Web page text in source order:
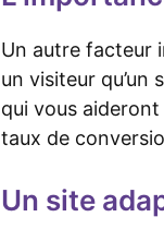
Un autre facteur
un visiteur qu’un
qui vous
taux de
Un site